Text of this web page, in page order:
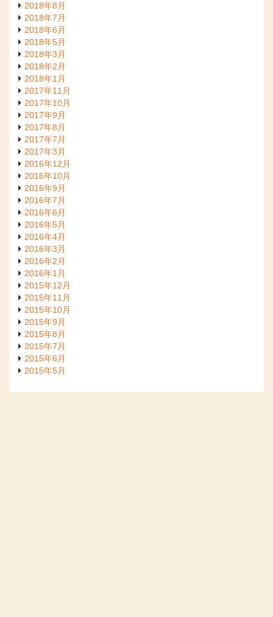
2018年8月
2018年7月
2018年6月
2018年5月
2018年3月
2018年2月
2018年1月
2017年11月
2017年10月
2017年9月
2017年8月
2017年7月
2017年3月
2016年12月
2016年10月
2016年9月
2016年7月
2016年6月
2016年5月
2016年4月
2016年3月
2016年2月
2016年1月
2015年12月
2015年11月
2015年10月
2015年9月
2015年8月
2015年7月
2015年6月
2015年5月